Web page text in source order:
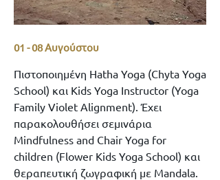
01 - 08 Αυγούστου
Πιστοποιημένη Hatha Yoga (Chyta Yoga
School) και Kids Yoga Instructor (Yoga
Family Violet Alignment).Έχει
παρακολουθήσει σεμινάρια
Mindfulness and Chair Yoga for
children (Flower Kids Yoga School) και
θεραπευτική ζωγραφική με Mandala.